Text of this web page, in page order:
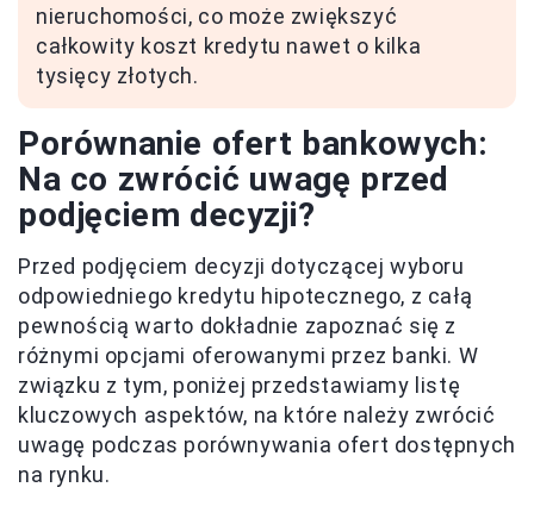
nieruchomości, co może zwiększyć
całkowity koszt kredytu nawet o kilka
tysięcy złotych.
Porównanie ofert bankowych:
Na co zwrócić uwagę przed
podjęciem decyzji?
Przed podjęciem decyzji dotyczącej wyboru
odpowiedniego kredytu hipotecznego, z całą
pewnością warto dokładnie zapoznać się z
różnymi opcjami oferowanymi przez banki. W
związku z tym, poniżej przedstawiamy listę
kluczowych aspektów, na które należy zwrócić
uwagę podczas porównywania ofert dostępnych
na rynku.